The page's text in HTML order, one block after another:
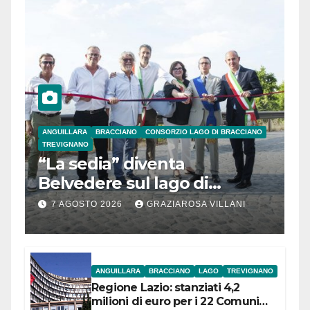
ANGUILLARA BRACCIANO
CONSORZIO LAGO DI BRACCIANO
TREVIGNANO
“La sedia” diventa
Belvedere sul lago di
Bracciano: ieri
l’inaugurazione
7 AGOSTO 2026 GRAZIAROSA VILLANI
ANGUILLARA BRACCIANO LAGO TREVIGNANO
Regione Lazio: stanziati 4,2
milioni di euro per i 22 Comuni